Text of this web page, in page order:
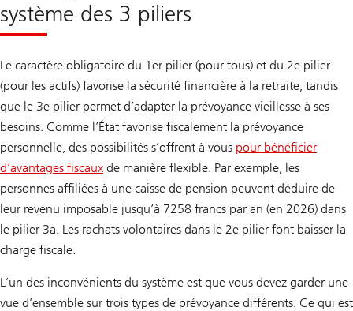
système des 3 piliers
Le caractère obligatoire du 1er pilier (pour tous) et du 2e pilier
(pour les actifs) favorise la sécurité financière à la retraite, tandis
que le 3e pilier permet d’adapter la prévoyance vieillesse à ses
besoins. Comme l’État favorise fiscalement la prévoyance
personnelle, des possibilités s’offrent à vous pour bénéficier
d’avantages fiscaux de manière flexible. Par exemple, les
personnes affiliées à une caisse de pension peuvent déduire de
leur revenu imposable jusqu’à 7258 francs par an (en 2026) dans
le pilier 3a. Les rachats volontaires dans le 2e pilier font baisser la
charge fiscale.
L’un des inconvénients du système est que vous devez garder une
vue d’ensemble sur trois types de prévoyance différents. Ce qui est